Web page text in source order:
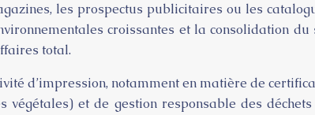
les prospectus publicitaires ou les
croissantes et la consolidation du
total.
d’impression, notamment en matière de
végétales) et de gestion responsable des